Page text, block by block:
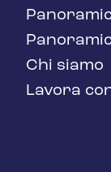
Chi siamo
Lavora